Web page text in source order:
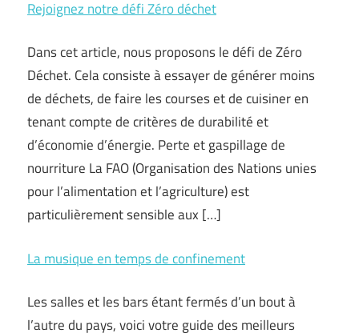
Rejoignez notre défi Zéro déchet
Dans cet article, nous proposons le défi de Zéro
Déchet. Cela consiste à essayer de générer moins
de déchets, de faire les courses et de cuisiner en
tenant compte de critères de durabilité et
d’économie d’énergie. Perte et gaspillage de
nourriture La FAO (Organisation des Nations unies
pour l’alimentation et l’agriculture) est
particulièrement sensible aux […]
La musique en temps de confinement
Les salles et les bars étant fermés d’un bout à
l’autre du pays, voici votre guide des meilleurs